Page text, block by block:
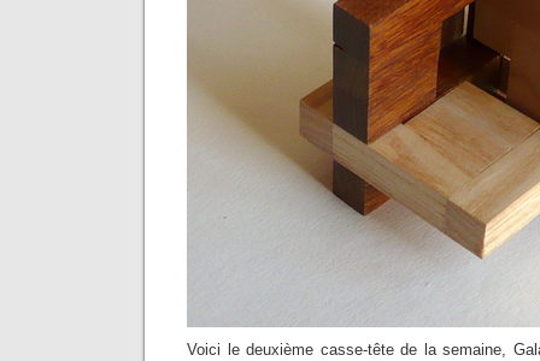
Voici le deuxième casse-tête de la semaine,